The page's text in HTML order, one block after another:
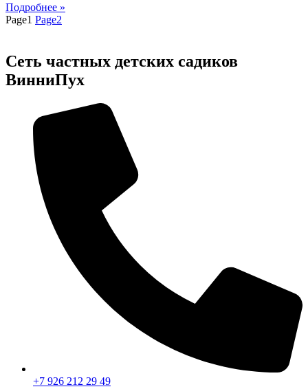
Подробнее »
Page1 Page2
Сеть частных детских садиков
ВинниПух
+7 926 212 29 49